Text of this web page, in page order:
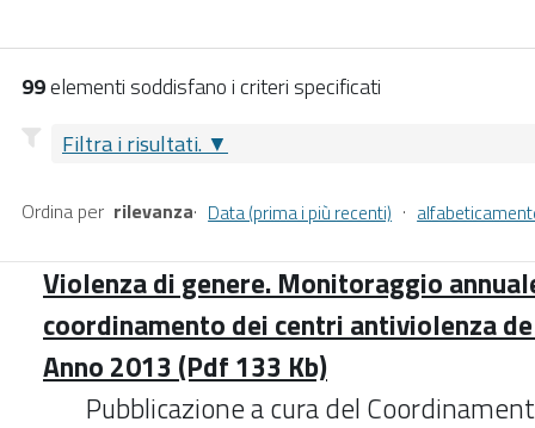
99elementi soddisfano i criteri specificati
Filtra i risultati.
Ordina per rilevanza· Data (prima i più recenti) ·
Violenza di genere. Monitoraggio
coordinamento dei centri antiviolenza
Anno 2013 (Pdf 133 Kb)
Pubblicazione a cura del